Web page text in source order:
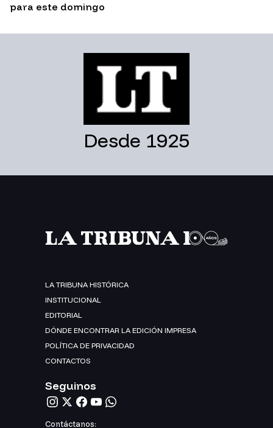
para este domingo
Desde 1925
LA TRIBUNA HISTÓRICA
INSTITUCIONAL
EDITORIAL
DÓNDE ENCONTRAR LA EDICIÓN IMPRESA
POLÍTICA DE PRIVACIDAD
CONTACTOS
Seguinos
Contáctanos: